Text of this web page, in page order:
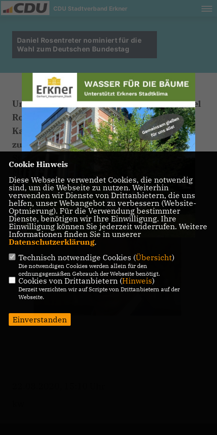
CDU Stadtverband Erkner
Daniel Rosentreter nominiert für die
Wahl zum Deutschen Bundestag
Unser Stadtverbandsvorsitzender Dr. Daniel
Rosentreter wurde heute nominiert als
Kandidat des Wahlkreises 63 für die Wahl
zum Deutschen Bundestag! Mit 73 zu 41
Herzlichen Glückwunsch und viel Erfolg!
Cookie Hinweis
Diese Webseite verwendet Cookies, die notwendig
sind, um die Webseite zu nutzen. Weiterhin
verwenden wir Dienste von Drittanbietern, die uns
helfen, unser Webangebot zu verbessern (Website-
Optmierung). Für die Verwendung bestimmter
Dienste, benötigen wir Ihre Einwilligung. Ihre
Einwilligung können Sie jederzeit widerrufen. Weitere
Informationen finden Sie in unserer
Datenschutzerklärung.
Technisch notwendige Cookies (Übersicht)
Die notwendigen Cookies werden allein für den
ordnungsgemäßen Gebrauch der Webseite benötigt.
Cookies von Drittanbietern (Hinweis)
Derzeit verzichten wir auf Scripte von Drittanbietern auf der
Webseite.
Einverstanden